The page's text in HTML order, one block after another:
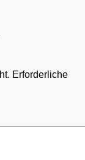
Erforderliche